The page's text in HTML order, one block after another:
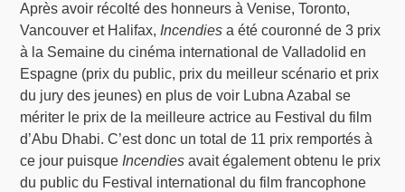
Après avoir récolté des honneurs à Venise, Toronto,
Vancouver et Halifax, Incendies a été couronné de 3 prix
à la Semaine du cinéma international de Valladolid en
Espagne (prix du public, prix du meilleur scénario et prix
du jury des jeunes) en plus de voir Lubna Azabal se
mériter le prix de la meilleure actrice au Festival du film
d’Abu Dhabi. C’est donc un total de 11 prix remportés à
ce jour puisque Incendies avait également obtenu le prix
du public du Festival international du film francophone